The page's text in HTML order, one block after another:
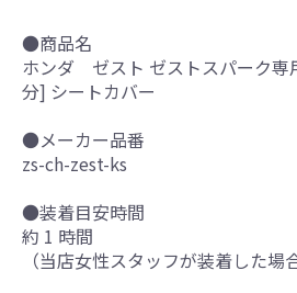
●商品名
ホンダ ゼスト ゼストスパーク専
分] シートカバー
●メーカー品番
zs-ch-zest-ks
●装着目安時間
約 1 時間
（当店女性スタッフが装着した場合